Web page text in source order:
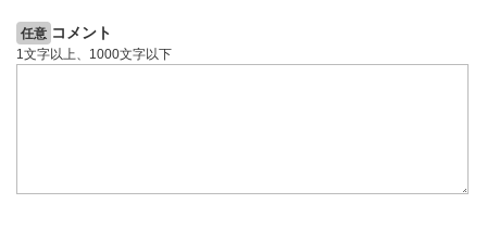
任意 コメント
1文字以上、1000文字以下